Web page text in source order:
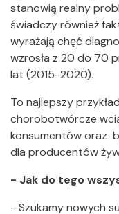
stanowią realny
świadczy również
wyrażają chęć
wzrosła z 20 do 70
lat (2015-2020).
To najlepszy
chorobotwórcze
konsumentów oraz
dla producentów
- Jak do tego
- Szukamy nowych